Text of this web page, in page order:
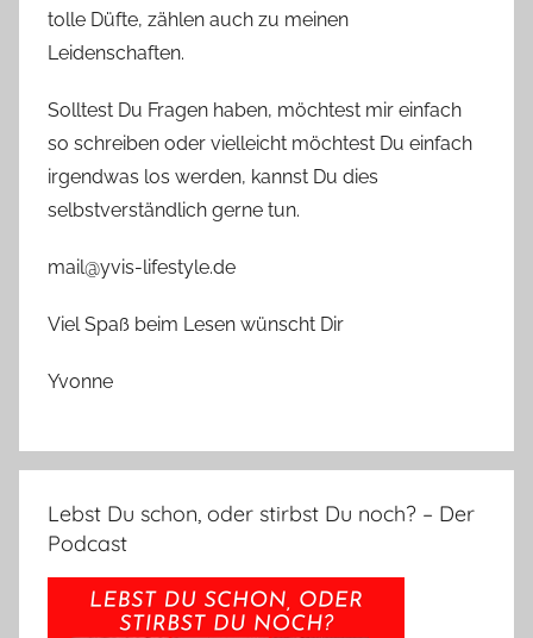
tolle Düfte, zählen auch zu meinen
Leidenschaften.
Solltest Du Fragen haben, möchtest mir einfach
so schreiben oder vielleicht möchtest Du einfach
irgendwas los werden, kannst Du dies
selbstverständlich gerne tun.
mail@yvis-lifestyle.de
Viel Spaß beim Lesen wünscht Dir
Yvonne
Lebst Du schon, oder stirbst Du noch? – Der
Podcast